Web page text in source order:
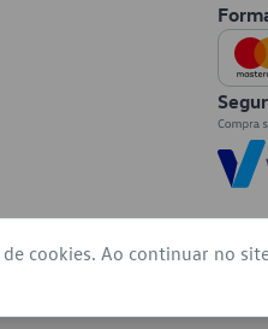
cookies. Ao continuar no